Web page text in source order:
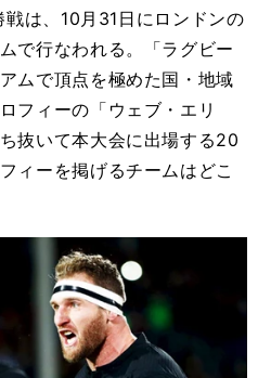
は、10月31日にロンドンの
で行なわれる。「ラグビー
ムで頂点を極めた国・地域
フィーの「ウェブ・エリ
抜いて本大会に出場する20
ィーを掲げるチームはどこ